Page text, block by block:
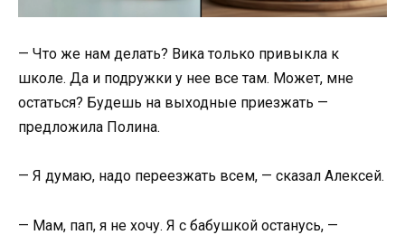
— Что же нам делать? Вика только привыкла к
школе. Да и подружки у нее все там. Может, мне
остаться? Будешь на выходные приезжать —
предложила Полина.
— Я думаю, надо переезжать всем, — сказал Алексей.
— Мам, пап, я не хочу. Я с бабушкой останусь, —